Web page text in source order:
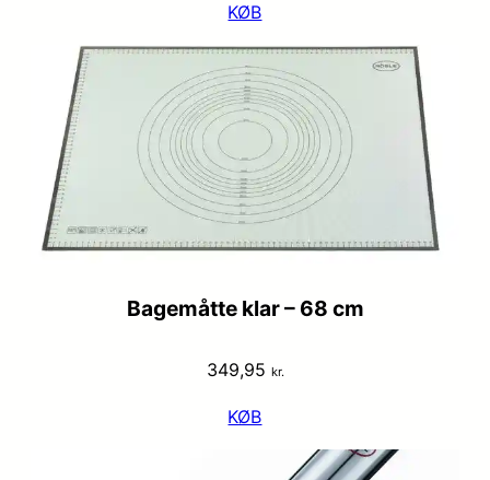
KØB
Bagemåtte klar – 68 cm
349,95 kr.
KØB